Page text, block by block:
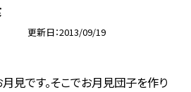
更新日 2013/09/19
見です。そこでお月見団子を作り